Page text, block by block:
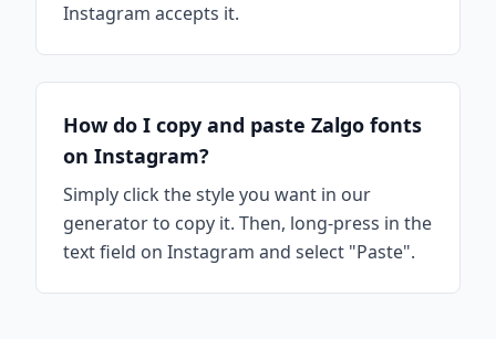
Instagram accepts it.
How do I copy and paste Zalgo fonts
on Instagram?
Simply click the style you want in our
generator to copy it. Then, long-press in the
text field on Instagram and select "Paste".